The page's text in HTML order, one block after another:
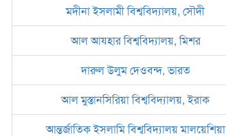
মদীনা ইসলামী বিশ্ববিদ্যালয়, সৌদী
আল আযহার বিশ্ববিদ্যালয়, মিশর
দারুল উলুম দেওবন্দ, ভারত
আল মুস্তানসিরিয়া বিশ্ববিদ্যালয়, ইরাক
আন্তর্জাতিক ইসলামি বিশ্ববিদ্যালয় মালয়েশিয়া